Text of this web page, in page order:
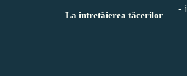
La întretăierea tăcerilor